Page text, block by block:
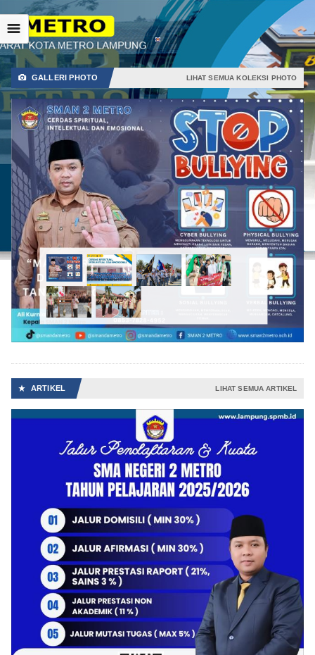
☰
📷 GALLERI PHOTO LIHAT SEMUA KOLEKSI PHOTO
★ ARTIKEL LIHAT SEMUA ARTIKEL